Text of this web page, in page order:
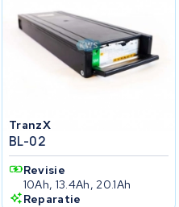
TranzX
BL-02
Revisie
10Ah, 13.4Ah, 20.1Ah
Reparatie